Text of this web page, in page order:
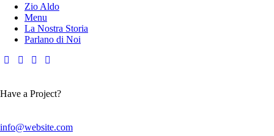
Zio Aldo
Menu
La Nostra Storia
Parlano di Noi
Have a Project?
info@website.com